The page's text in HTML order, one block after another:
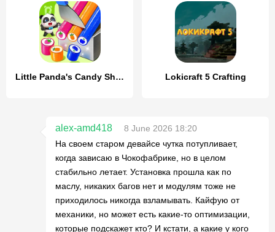
Little Panda's Candy Shop Lokicraft 5 Crafting
alex-amd418
8 June 2026 18:20
На своем старом девайсе чутка потупливает,
когда зависаю в Чокофабрике, но в целом
стабильно летает. Установка прошла как по
маслу, никаких багов нет и модулям тоже не
приходилось никогда взламывать. Кайфую от
механики, но может есть какие-то оптимизации,
которые подскажет кто? И кстати, а какие у кого